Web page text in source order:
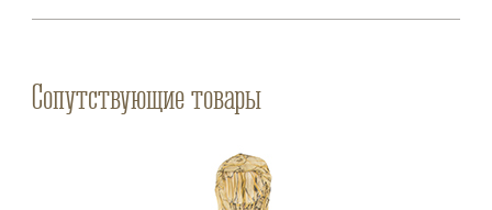
Сопутствующие товары